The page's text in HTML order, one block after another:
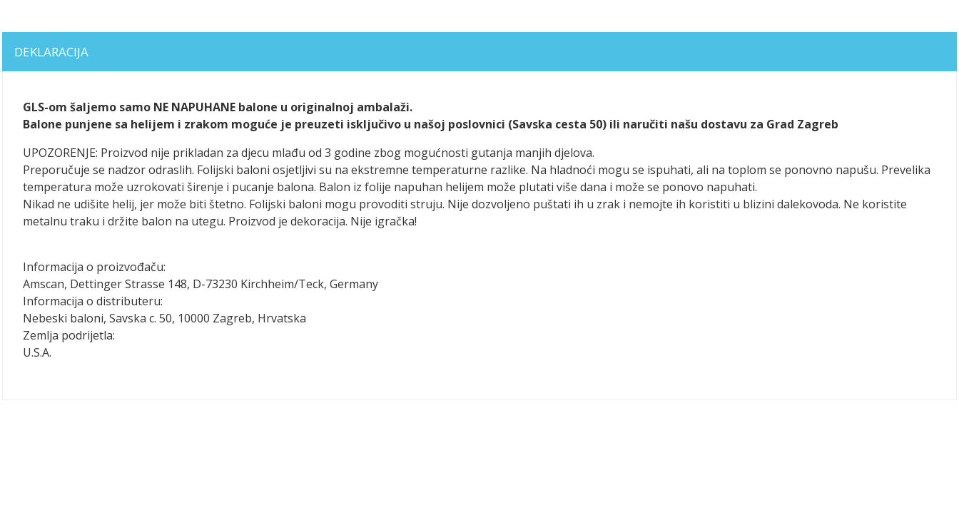
DEKLARACIJA
GLS-om šaljemo samo NE NAPUHANE balone u originalnoj ambalaži.
Balone punjene sa helijem i zrakom moguće je preuzeti isključivo u našoj poslovnici (Savska cesta 50) ili naručiti našu dostavu za Grad Zagreb
UPOZORENJE: Proizvod nije prikladan za djecu mlađu od 3 godine zbog mogućnosti gutanja manjih djelova.
Preporučuje se nadzor odraslih. Folijski baloni osjetljivi su na ekstremne temperaturne razlike. Na hladnoći mogu se ispuhati, ali na toplom se ponovno napušu. Prevelika
temperatura može uzrokovati širenje i pucanje balona. Balon iz folije napuhan helijem može plutati više dana i može se ponovo napuhati.
Nikad ne udišite helij, jer može biti štetno. Folijski baloni mogu provoditi struju. Nije dozvoljeno puštati ih u zrak i nemojte ih koristiti u blizini dalekovoda. Ne koristite
metalnu traku i držite balon na utegu. Proizvod je dekoracija. Nije igračka!
Informacija o proizvođaču:
Amscan, Dettinger Strasse 148, D-73230 Kirchheim/Teck, Germany
Informacija o distributeru:
Nebeski baloni, Savska c. 50, 10000 Zagreb, Hrvatska
Zemlja podrijetla:
U.S.A.